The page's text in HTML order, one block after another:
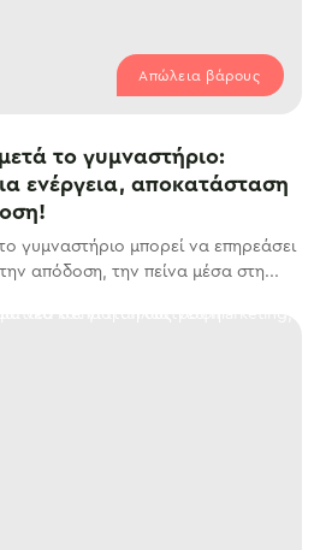
Απώλεια βάρους
το γυμναστήριο:
ενέργεια, αποκατάσταση
γυμναστήριο μπορεί να επηρεάσει
απόδοση, την πείνα μέσα στη...